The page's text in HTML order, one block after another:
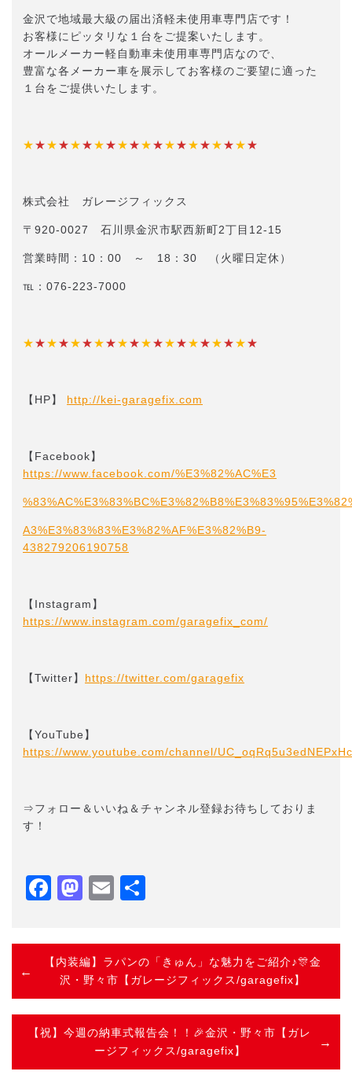
金沢で地域最大級の届出済軽未使用車専門店です！
お客様にピッタリな１台をご提案いたします。
オールメーカー軽自動車未使用車専門店なので、
豊富な各メーカー車を展示してお客様のご要望に適った
１台をご提供いたします。
★★★★★★★★★★★★★★★★★★★★
株式会社 ガレージフィックス
〒920-0027 石川県金沢市駅西新町2丁目12-15
営業時間：10：00 ～ 18：30 （火曜日定休）
℡：076-223-7000
★★★★★★★★★★★★★★★★★★★★
【HP】 http://kei-garagefix.com​​
【Facebook】
https://www.facebook.com/%E3%82%AC%E3
A3%E3%83%83%E3%82%AF%E3%82%B9-
438279206190758
【Instagram】
https://www.instagram.com/garagefix_com/
【Twitter】 https://twitter.com/garagefix
【YouTube】
https://www.youtube.com/channel/
⇒フォロー＆いいね＆チャンネル登録お待ちしておりま
す！
Facebook
Mastodon
Email
【内装編】ラパンの「きゅん」な魅力をご紹介♪🎊金
沢・野々市【ガレージフィックス/garagefix】
【祝】今週の納車式報告会！！🎉金沢・野々市【ガレ
ージフィックス/garagefix】